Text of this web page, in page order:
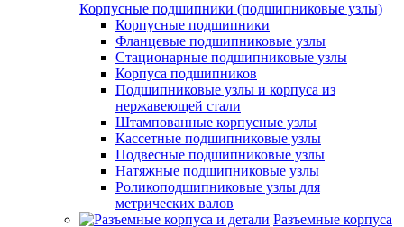
Корпусные подшипники (подшипниковые узлы)
Корпусные подшипники
Фланцевые подшипниковые узлы
Стационарные подшипниковые узлы
Корпуса подшипников
Подшипниковые узлы и корпуса из
нержавеющей стали
Штампованные корпусные узлы
Кассетные подшипниковые узлы
Подвесные подшипниковые узлы
Натяжные подшипниковые узлы
Роликоподшипниковые узлы для
метрических валов
Разъемные корпуса